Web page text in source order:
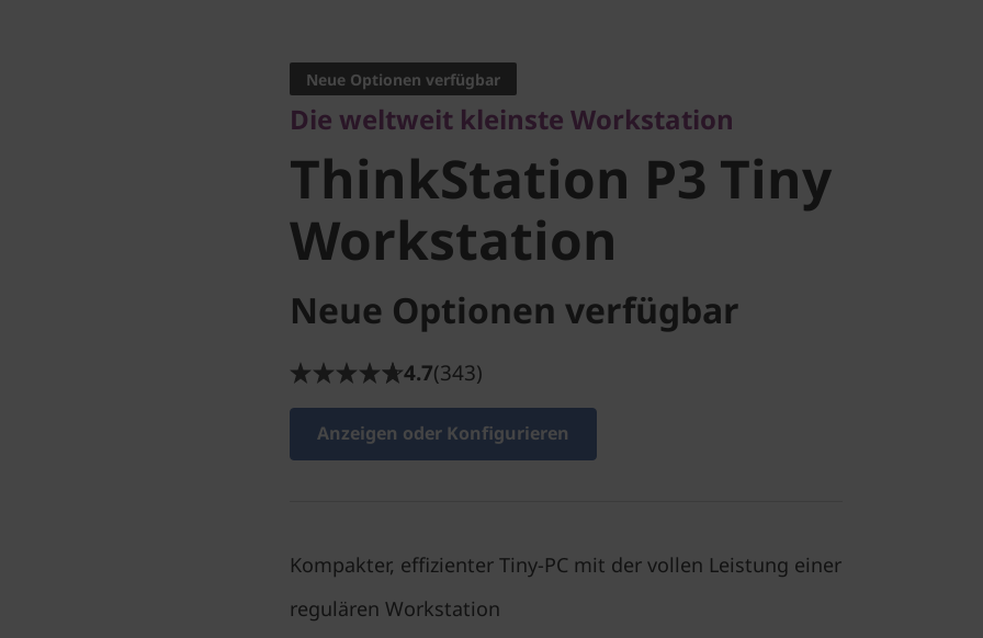
ThinkStation P3
Tiny Workstation
Neue Optionen verfügbar
Die weltweit kleinste Workstation
ThinkStation P3 Tiny
Workstation
Neue Optionen verfügbar
4.7(343)
Anzeigen oder Konfigurieren
Kompakter, effizienter Tiny-PC mit der vollen Leistung einer
regulären Workstation